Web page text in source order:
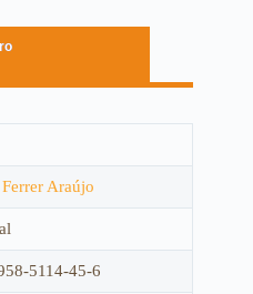
Araújo
5114-45-6